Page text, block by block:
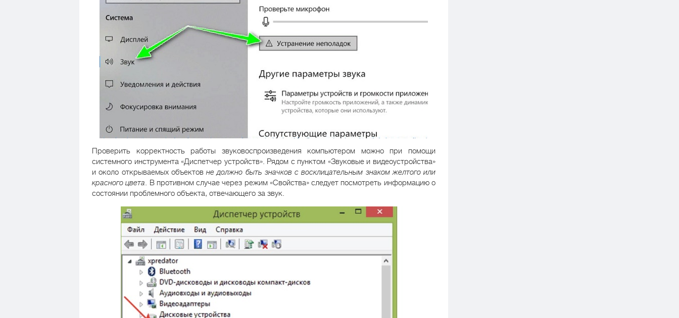
Проверить корректность работы звуковоспроизведения компьютером можно при помощи
системного инструмента «Диспетчер устройств». Рядом с пунктом «Звуковые и видеоустройства»
и около открываемых объектов не должно быть значков с восклицательным знаком желтого или
красного цвета . В противном случае через режим «Свойства» следует посмотреть информацию о
состоянии проблемного объекта, отвечающего за звук.